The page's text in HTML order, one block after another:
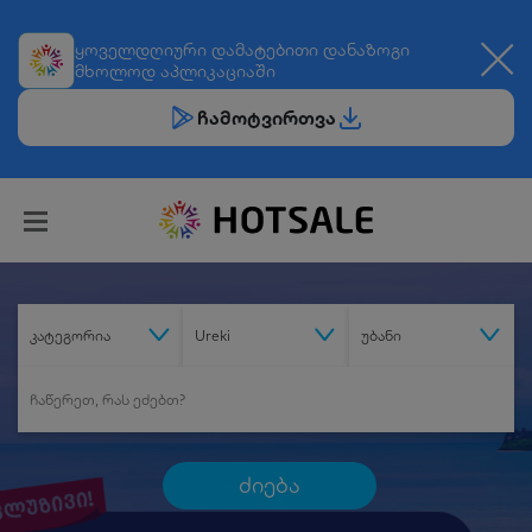
ყოველდღიური დამატებითი დანაზოგი
მხოლოდ აპლიკაციაში
ჩამოტვირთვა
კატეგორია Ureki უბანი
ძიება